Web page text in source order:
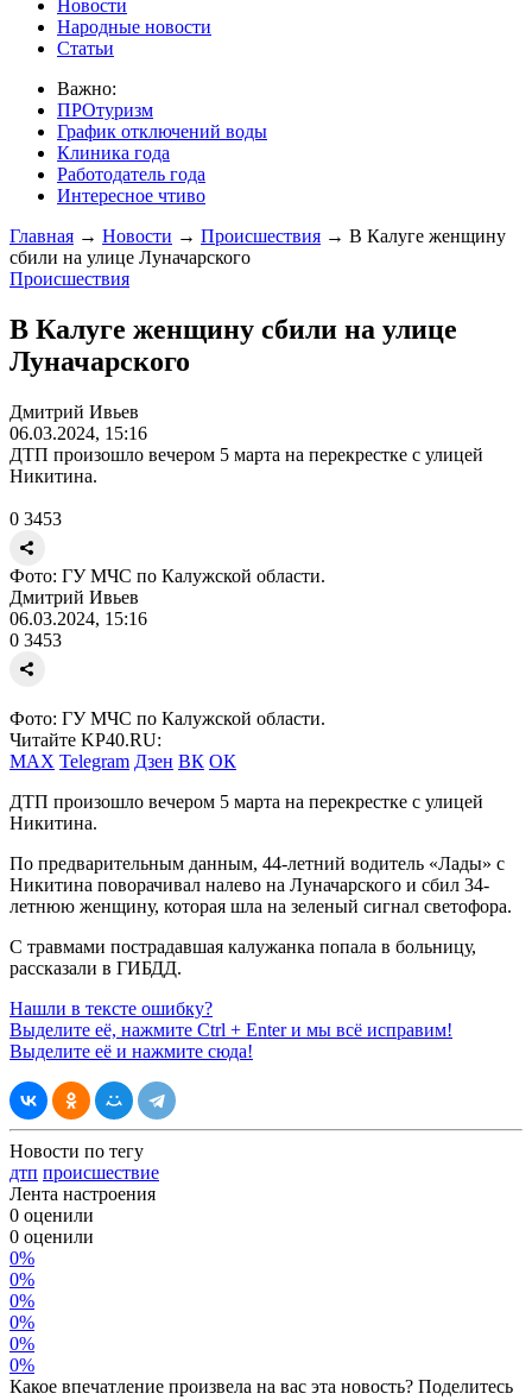
Новости
Народные новости
Статьи
Важно:
ПРОтуризм
График отключений воды
Клиника года
Работодатель года
Интересное чтиво
Главная → Новости → Происшествия → В Калуге женщину
сбили на улице Луначарского
Происшествия
В Калуге женщину сбили на улице
Луначарского
Дмитрий Ивьев
06.03.2024, 15:16
ДТП произошло вечером 5 марта на перекрестке с улицей
Никитина.
0 3453
Фото: ГУ МЧС по Калужской области.
Дмитрий Ивьев
06.03.2024, 15:16
0 3453
Фото: ГУ МЧС по Калужской области.
Читайте KP40.RU:
MAX Telegram Дзен ВК ОК
ДТП произошло вечером 5 марта на перекрестке с улицей
Никитина.
По предварительным данным, 44-летний водитель «Лады» с
Никитина поворачивал налево на Луначарского и сбил 34-
летнюю женщину, которая шла на зеленый сигнал светофора.
С травмами пострадавшая калужанка попала в больницу,
рассказали в ГИБДД.
Нашли в тексте ошибку?
Выделите её, нажмите Ctrl + Enterи мы всё исправим!
Выделите её и нажмите сюда!
Новости по тегу
дтп происшествие
Лента настроения
0 оценили
0 оценили
0%
0%
0%
0%
0%
0%
Какое впечатление произвела на вас эта новость? Поделитесь